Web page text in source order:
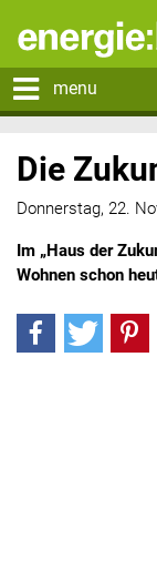
menu
Die
Donnerstag, 22.
Im „Haus der
Wohnen schon